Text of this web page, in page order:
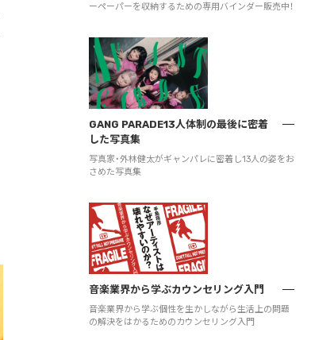
ーペーパーを収納するための専用バインダー販売中！
GANG PARADE13人体制の最後に密着
した写真集
写真家・外林健太がギャンパレに密着し13人の姿をお
さめた写真集
音楽業界から学ぶカウンセリング入門
音楽業界から学ぶ個性を生かしながら生活上の問題
の解決をはかるためのカウンセリング入門